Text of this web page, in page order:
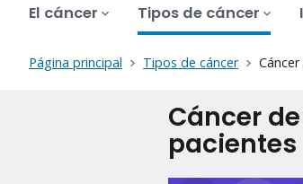
El cáncer Tipos de cáncer
Página principal Tipos de cáncer
Cáncer
pacientes